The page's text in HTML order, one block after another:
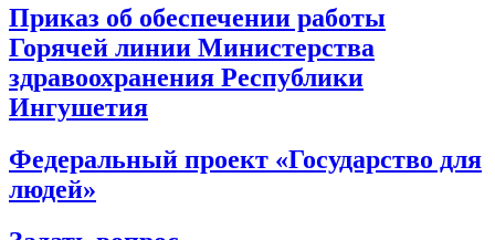
Приказ об обеспечении работы
Горячей линии Министерства
здравоохранения Республики
Ингушетия
Федеральный проект «Государство для
людей»